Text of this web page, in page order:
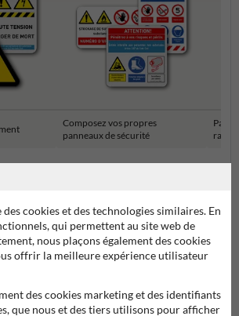
Composez vos propres
panneaux de sécurité
cookies et des technologies similaires. En
qui permettent au site web de
nous plaçons également des cookies
offrir la meilleure expérience utilisateur
des cookies marketing et des identifiants
que nous et des tiers utilisons pour afficher